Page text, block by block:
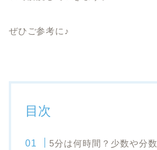
ぜひご参考に♪
目次
5分は何時間？少数や分数